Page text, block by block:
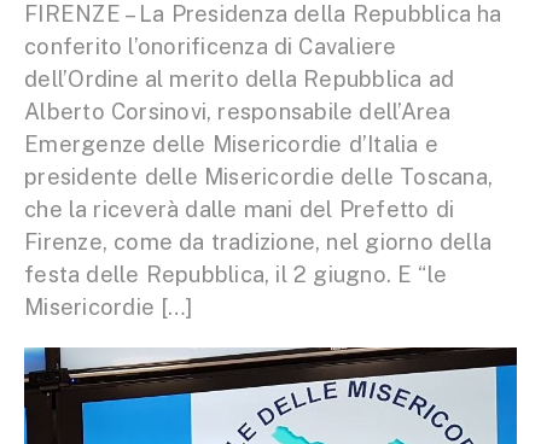
FIRENZE – La Presidenza della Repubblica ha
conferito l’onorificenza di Cavaliere
dell’Ordine al merito della Repubblica ad
Alberto Corsinovi, responsabile dell’Area
Emergenze delle Misericordie d’Italia e
presidente delle Misericordie delle Toscana,
che la riceverà dalle mani del Prefetto di
Firenze, come da tradizione, nel giorno della
festa delle Repubblica, il 2 giugno. E “le
Misericordie […]